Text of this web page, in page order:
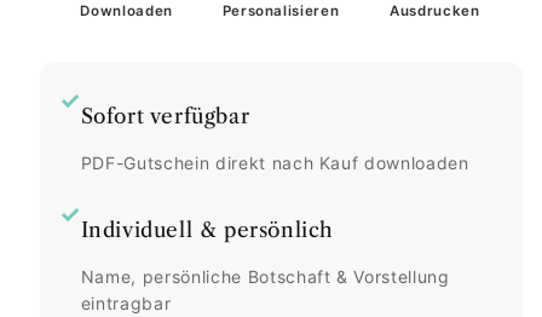
Downloaden Personalisieren Ausdrucken
✓
Sofort verfügbar
PDF-Gutschein direkt nach Kauf downloaden
✓
Individuell & persönlich
Name, persönliche Botschaft & Vorstellung
eintragbar